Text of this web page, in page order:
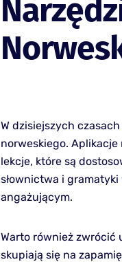
W dzisiejszych
norweskiego.
lekcje, które są
słownictwa i
angażującym.
Warto również zwrócić
skupiają się na